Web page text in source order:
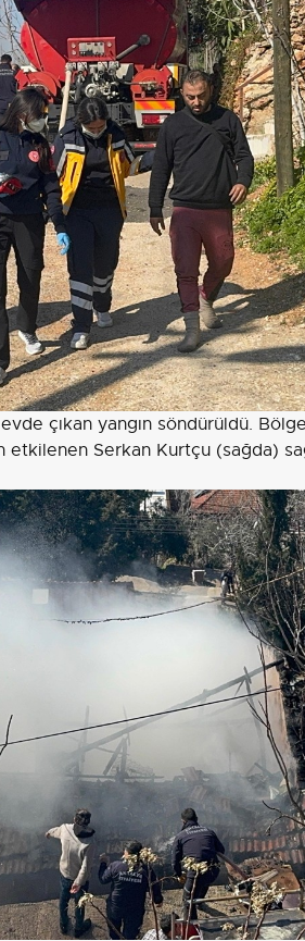
çıkan yangın söndürüldü.
Serkan Kurtçu (sağda)